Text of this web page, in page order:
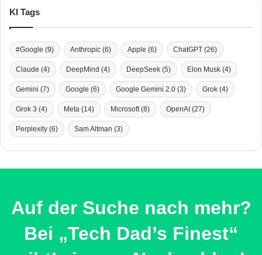
KI Tags
#Google (9) Anthropic (6) Apple (6) ChatGPT (26)
Claude (4) DeepMind (4) DeepSeek (5) Elon Musk (4)
Gemini (7) Google (6) Google Gemini 2.0 (3) Grok (4)
Grok 3 (4) Meta (14) Microsoft(8) OpenAI (27)
Perplexity (6) Sam Altman (3)
Auf der Suche nach mehr?
Bei „Tech Dad’s Finest“